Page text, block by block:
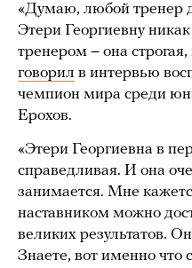
«Думаю, любой тренер
Этери Георгиевну
тренером − она
говорил в интервью
чемпион мира среди
Ерохов.
«Этери Георгиевна в
справедливая. И она
занимается. Мне
наставником можно
великих результатов.
Знаете, вот именно что